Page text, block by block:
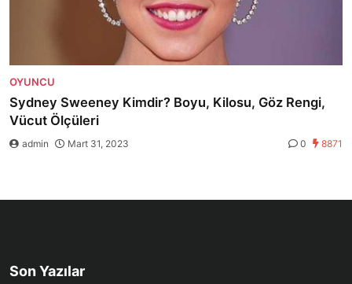
OYUNCU
Sydney Sweeney Kimdir? Boyu, Kilosu, Göz Rengi,
Vücut Ölçüleri
admin Mart 31, 2023 0 8871
Son Yazılar